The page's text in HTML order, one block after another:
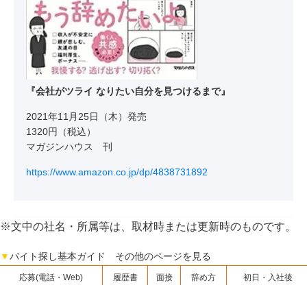
『会社がツライ なりたい自分を見つけるまで』
2021年11月25日（木）発売
1320円（税込）
マガジンハウス 刊
https://www.amazon.co.jp/dp/4838731892
※文中の社名・所属等は、取材時または更新時のものです。
▼バイト探し基本ガイド その他のページを見る
応募(電話・Web) 履歴書 面接 辞め方 初日・入社後